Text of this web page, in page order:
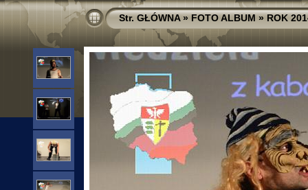
Str. GŁÓWNA»FOTO ALBUM»ROK